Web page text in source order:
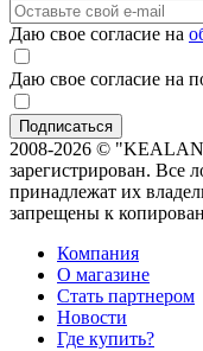
Даю свое согласие на
Даю свое согласие на
2008-2026 ©
зарегистрирован. Все
принадлежат их
запрещены к
Компания
О магазине
Стать партнером
Новости
Где купить?